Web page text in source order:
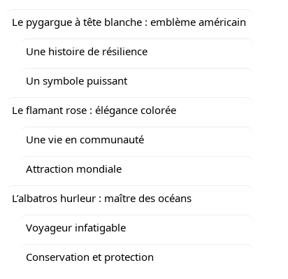
Le pygargue à tête blanche : emblème américain
Une histoire de résilience
Un symbole puissant
Le flamant rose : élégance colorée
Une vie en communauté
Attraction mondiale
L’albatros hurleur : maître des océans
Voyageur infatigable
Conservation et protection